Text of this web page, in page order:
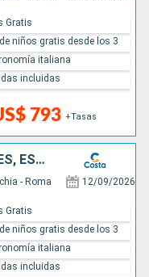
793 +Tasas
Gratis
niños gratis desde los 3
italiana
incluidas
ITALIA, FRANCIA, ISLAS BALEARES, ESPAÑA
- Roma 12/09/2026
Gratis
niños gratis desde los 3
italiana
incluidas